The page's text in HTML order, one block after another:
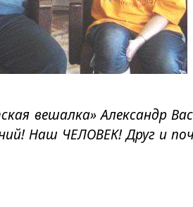
вешалка» Александр
Наш ЧЕЛОВЕК! Друг и